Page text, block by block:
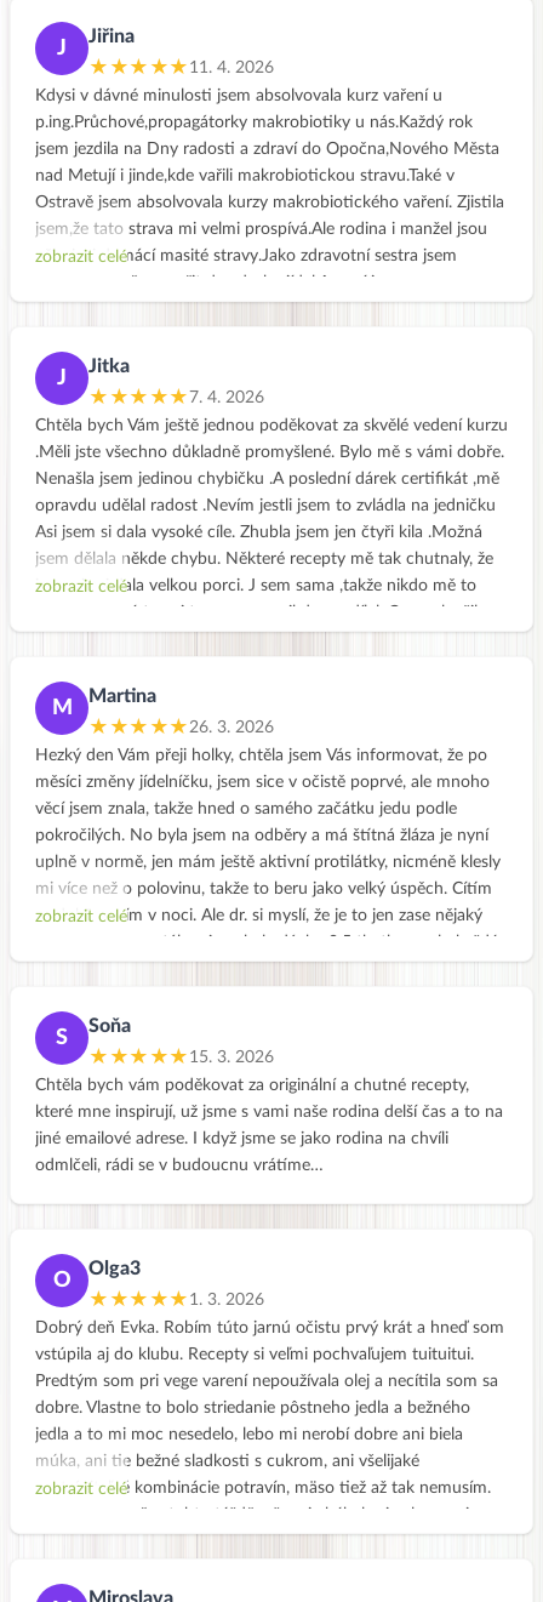
J
Jiřina
★★★★★ 11. 4. 2026
Kdysi v dávné minulosti jsem absolvovala kurz vaření u
p.ing.Průchové,propagátorky makrobiotiky u nás.Každý rok
jsem jezdila na Dny radosti a zdraví do Opočna,Nového Města
nad Metují i jinde,kde vařili makrobiotickou stravu.Také v
Ostravě jsem absolvovala kurzy makrobiotického vaření. Zjistila
jsem,že tato strava mi velmi prospívá.Ale rodina i manžel jsou
příznivci domácí masité stravy.Jako zdravotní sestra jsem
zaměstná a práce už nejde tak od ruky.Velmi si cením,že na
Vašich stránkách jsou recepty prakticky uspořádány a mohu se
v nich rychle orientovat.Také všechny rady je dobré si
zopakovat.Stránky jsou skvělé a za ty roky vidím že stále je
něco nového.Děkuji za Vaši snahu,nabádat nás ke zdravějšímu
jídelníčku.Jiřina Hlisníková
zobrazit celé
J
Jitka
★★★★★ 7. 4. 2026
Chtěla bych Vám ještě jednou poděkovat za skvělé vedení kurzu
.Měli jste všechno důkladně promyšlené. Bylo mě s vámi dobře.
Nenašla jsem jedinou chybičku .A poslední dárek certifikát ,mě
opravdu udělal radost .Nevím jestli jsem to zvládla na jedničku
Asi jsem si dala vysoké cíle. Zhubla jsem jen čtyři kila .Možná
jsem dělala někde chybu. Některé recepty mě tak chutnaly, že
jsem si asi dala velkou porci. J sem sama ,takže nikdo mě to
kamarádka mi řekla že jsem nějaká jiná, taková rozzářená .Tak
když to tak čtu tak přece jsem něčeho dosáhla. Už se dovedu i
radovat .Ale budu pokračovat dál v očistě .Zdravotních
problémů mám ještě dost a hlavně je to způsobeno mou
nadváhou. .Evi jak Tobě to dlouho trvalo ,než ses zbavila všech
nemocí.? Jinak jsem ráda ,že jsem se přihlásila do vašeho
kurzu.Ted už vím jak na to.Ale trvalo mi to , šlo mi to všechno
moc pomalu .Jinak vám přeji moc úspěchů ve vaší záslužné
práci.
zobrazit celé
M
Martina
★★★★★26. 3. 2026
Hezký den Vám přeji holky, chtěla jsem Vás informovat, že po
měsíci změny jídelníčku, jsem sice v očistě poprvé, ale mnoho
věcí jsem znala, takže hned o samého začátku jedu podle
pokročilých. No byla jsem na odběry a má štítná žláza je nyní
uplně v normě, jen mám ještě aktivní protilátky, nicméně klesly
mi více než o polovinu, takže to beru jako velký úspěch. Cítím
se dobře, spím v noci. Ale dr. si myslí, že je to jen zase nějaký
ještě k masu vrátím, pracuji více na sobě, odpočívám a přestala
jsem běhat a přešla jen do chůze. Měla jsem běh ráda, ale
prostě to moje tělo teď nějak nebere. Nepiji ani alkohol ani
kávu, a to mi taky velmi prospívá :-) takže děkuji a pokračujeme
dál. Hodně štěstí i Vám holky!!!!
zobrazit celé
S
Soňa
★★★★★ 15. 3. 2026
Chtěla bych vám poděkovat za originální a chutné recepty,
které mne inspirují, už jsme s vami naše rodina delší čas a to na
jiné emailové adrese. I když jsme se jako rodina na chvíli
odmlčeli, rádi se v budoucnu vrátíme…
O
Olga3
★★★★★ 1. 3. 2026
Dobrý deň Evka. Robím túto jarnú očistu prvý krát a hneď som
vstúpila aj do klubu. Recepty si veľmi pochvaľujem tuituitui.
Predtým som pri vege varení nepoužívala olej a necítila som sa
dobre. Vlastne to bolo striedanie pôstneho jedla a bežného
jedla a to mi moc nesedelo, lebo mi nerobí dobre ani biela
múka, ani tie bežné sladkosti s cukrom, ani všelijaké
nestráviteľné kombinácie potravín, mäso tiež až tak nemusím.
Presne takéto jedálničky dávajú konečne zmysel, ako vhodne
zobrazit celé